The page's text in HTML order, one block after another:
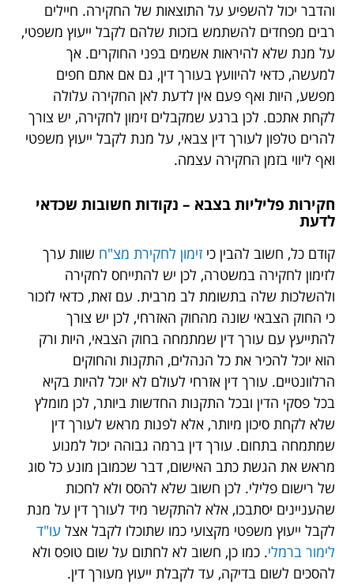
והדבר יכול להשפיע על התוצאות של החקירה. חיילים
רבים מפחדים להשתמש בזכות שלהם לקבל ייעוץ משפטי,
על מנת שלא להיראות אשמים בפני החוקרים. אך
למעשה, כדאי להיוועץ בעורך דין, גם אם אתם חפים
מפשע, היות ואף פעם אין לדעת לאן החקירה עלולה
לקחת אתכם. לכן ברגע שמקבלים זימון לחקירה, יש צורך
להרים טלפון לעורך דין צבאי, על מנת לקבל ייעוץ משפטי
ואף ליווי בזמן החקירה עצמה.
חקירות פליליות בצבא – נקודות חשובות שכדאי
לדעת
קודם כל, חשוב להבין כי זימון לחקירת מצ"ח שוות ערך
לזימון לחקירה במשטרה, לכן יש להתייחס לחקירה
ולהשלכות שלה בתשומת לב מרבית. עם זאת, כדאי לזכור
כי החוק הצבאי שונה מהחוק האזרחי, לכן יש צורך
להתייעץ עם עורך דין שמתמחה בחוק הצבאי, היות ורק
הוא יוכל להכיר את כל הנהלים, התקנות והחוקים
הרלוונטיים. עורך דין אזרחי לעולם לא יוכל להיות בקיא
בכל פסקי הדין ובכל התקנות החדשות ביותר, לכן מומלץ
שלא לקחת סיכון מיותר, אלא לפנות מראש לעורך דין
שמתמחה בתחום. עורך דין ברמה גבוהה יכול למנוע
מראש את הגשת כתב האישום, דבר שכמובן מונע כל סוג
של רישום פלילי. לכן חשוב שלא להסס ולא לחכות
שהעניינים יסתבכו, אלא להתקשר מיד לעורך דין על מנת
לקבל ייעוץ משפטי מקצועי כמו שתוכלו לקבל אצל עו"ד
לימור ברמלי. כמו כן, חשוב לא לחתום על שום טופס ולא
להסכים לשום בדיקה, עד לקבלת ייעוץ מעורך דין.